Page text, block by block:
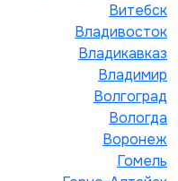
Витебск
Владивосток
Владикавказ
Владимир
Волгоград
Вологда
Воронеж
Гомель